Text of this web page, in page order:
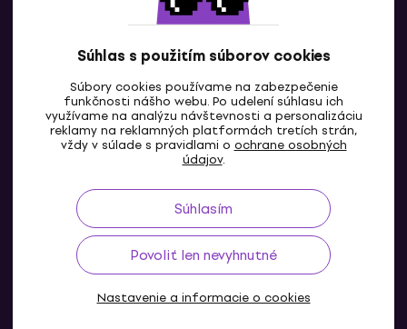
Súhlas s použitím súborov cookies
Súbory cookies používame na zabezpečenie
funkčnosti nášho webu. Po udelení súhlasu ich
využívame na analýzu návštevnosti a personalizáciu
reklamy na reklamných platformách tretích strán,
vždy v súlade s pravidlami o ochrane osobných
údajov.
Súhlasím
Povoliť len nevyhnutné
Nastavenie a informacie o cookies
SK